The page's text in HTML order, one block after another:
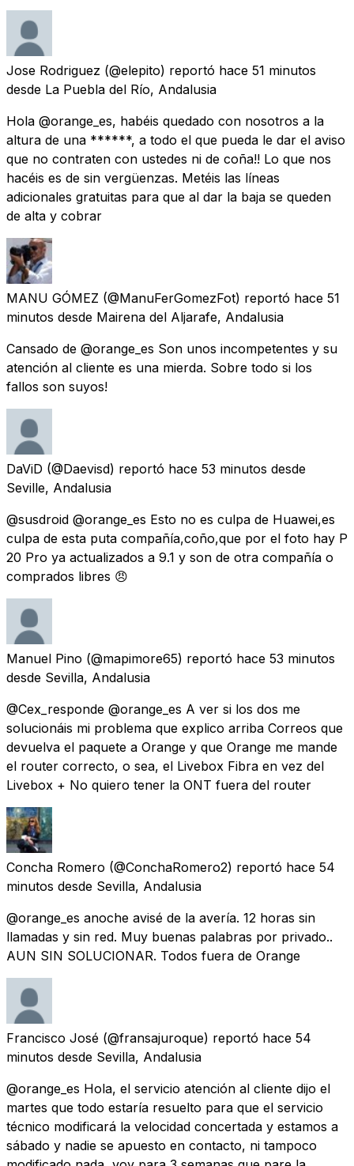
Jose Rodriguez (@elepito) reportó hace 51 minutos
desde La Puebla del Río, Andalusia
Hola @orange_es, habéis quedado con nosotros a la
altura de una ******, a todo el que pueda le dar el aviso
que no contraten con ustedes ni de coña!! Lo que nos
hacéis es de sin vergüenzas. Metéis las líneas
adicionales gratuitas para que al dar la baja se queden
de alta y cobrar
MANU GÓMEZ (@ManuFerGomezFot) reportó hace 51
minutos desde Mairena del Aljarafe, Andalusia
Cansado de @orange_es Son unos incompetentes y su
atención al cliente es una mierda. Sobre todo si los
fallos son suyos!
DaViD (@Daevisd) reportó hace 53 minutos desde
Seville, Andalusia
@susdroid @orange_es Esto no es culpa de Huawei,es
culpa de esta puta compañía,coño,que por el foto hay P
20 Pro ya actualizados a 9.1 y son de otra compañía o
comprados libres 😠
Manuel Pino (@mapimore65) reportó hace 53 minutos
desde Sevilla, Andalusia
@Cex_responde @orange_es A ver si los dos me
solucionáis mi problema que explico arriba Correos que
devuelva el paquete a Orange y que Orange me mande
el router correcto, o sea, el Livebox Fibra en vez del
Livebox + No quiero tener la ONT fuera del router
Concha Romero (@ConchaRomero2) reportó hace 54
minutos desde Sevilla, Andalusia
@orange_es anoche avisé de la avería. 12 horas sin
llamadas y sin red. Muy buenas palabras por privado..
AUN SIN SOLUCIONAR. Todos fuera de Orange
Francisco José (@fransajuroque) reportó hace 54
minutos desde Sevilla, Andalusia
@orange_es Hola, el servicio atención al cliente dijo el
martes que todo estaría resuelto para que el servicio
técnico modificará la velocidad concertada y estamos a
sábado y nadie se apuesto en contacto, ni tampoco